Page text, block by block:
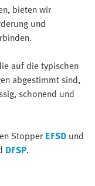
bieten wir
und
auf die typischen
abgestimmt sind,
schonend und
Stopper EFSD und
DFSP.